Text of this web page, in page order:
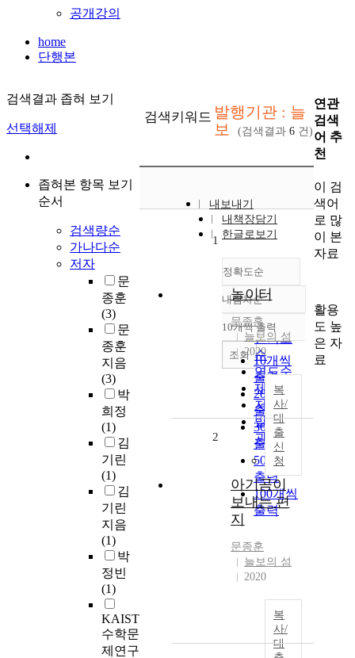
공개강의
home
단행본
검색결과 좁혀 보기
선택해제
좁혀본 항목 보기
순서
검색량순
가나다순
저자
문
종훈
(3)
문
종훈
지음
(3)
박
희정
(1)
김
기린
(1)
김
기린
지음
(1)
박
정빈
(1)
KAIST
수학문
제연구
검색키워드 발행기관 : 늘
보
(검색결과 6 건)
내보내기
내책장담기
한글로보기
정확도순
정확도
순
인기도
순
연도순
제목순
저자순
발행기
관순
내림차순
내림차순
10개씩 출력
10개씩
출력
20개씩
출력
30개씩
출력
50개씩
출력
100개씩
출력
조회
1
놀이터
문종훈
늘보의 섬
2020
복
사/
대
출
신
청
2
아기곰이
보내는 편
지
문종훈
늘보의 섬
2020
복
사/
대
연관
검색
어 추
천
이 검
색어
로 많
이 본
자료
활용
도 높
은 자
료